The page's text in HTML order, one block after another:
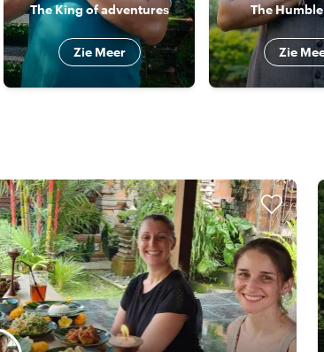
The King of adventures
Zie Meer
The
Zie